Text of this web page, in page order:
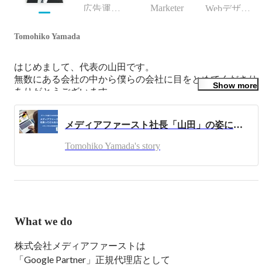
広告運用チーム Marketer Webデザイナー／広告
Tomohiko Yamada
はじめまして、代表の山田です。
無数にある会社の中から僕らの会社に目をとめてくださり
ありがとうございます。
無名のチームで全国大会に出場、優勝候補に勝つ、そんな
感動を分かち合いたい人からの応募を待ってます。
Show more
メディアファースト社長「山田」の姿に迫る！！〜スタッフから見た社長の印象〜
Tomohiko Yamada's story
What we do
株式会社メディアファーストは
「Google Partner」正規代理店として